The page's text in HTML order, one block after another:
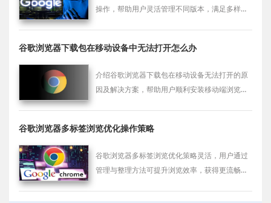
操作，帮助用户灵活管理不同版本，满足多样需
谷歌浏览器下载包在移动设备中无法打开怎么办
介绍谷歌浏览器下载包在移动设备无法打开的原
因及解决方案，帮助用户顺利安装移动端浏览
谷歌浏览器多标签浏览优化操作策略
谷歌浏览器多标签浏览优化策略灵活，用户通过
管理与整理方法可提升浏览效率，获得更流畅的